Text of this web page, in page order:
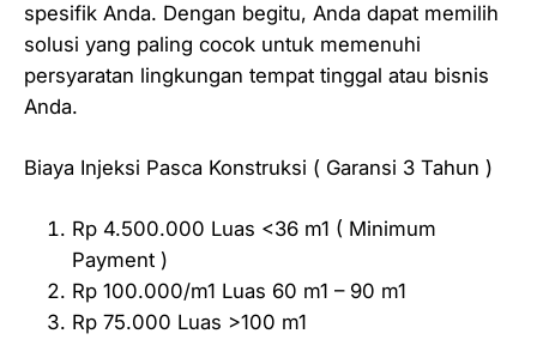
spesifik Anda. Dengan begitu, Anda dapat memilih
solusi yang paling cocok untuk memenuhi
persyaratan lingkungan tempat tinggal atau bisnis
Anda.
Biaya Injeksi Pasca Konstruksi ( Garansi 3 Tahun )
Rp 4.500.000 Luas <36 m1 ( Minimum
Payment )
Rp 100.000/m1 Luas 60 m1 – 90 m1
Rp 75.000 Luas >100 m1